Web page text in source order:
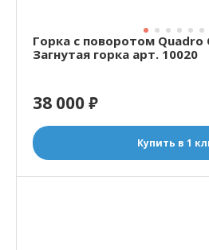
Горка с поворотом Quadro
Загнутая горка арт. 10020
38 000₽
Купить в 1